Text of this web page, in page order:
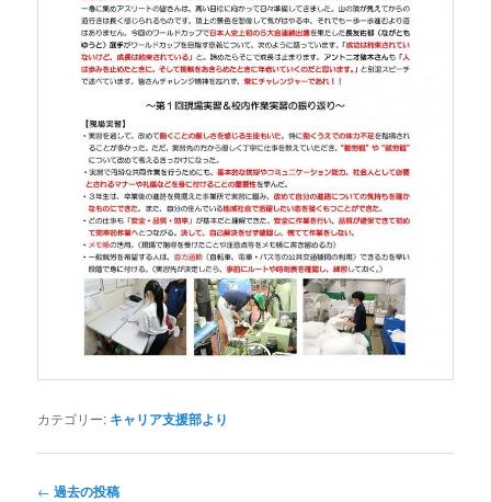
カテゴリー: キャリア支援部より
投← 過去の投稿